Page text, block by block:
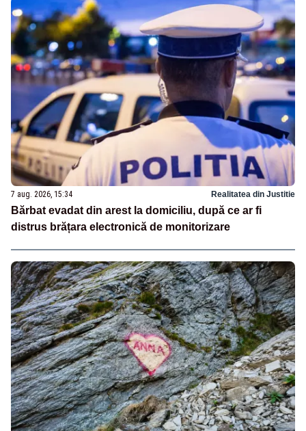
7 aug. 2026, 15:34 Realitatea din Justitie
Bărbat evadat din arest la domiciliu, după ce ar fi
distrus brățara electronică de monitorizare